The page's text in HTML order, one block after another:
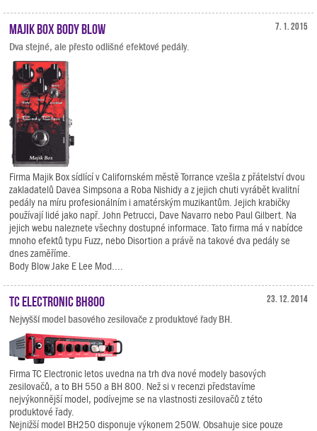
7. 1. 2015
Majik Box Body Blow
Dva stejné, ale přesto odlišné efektové pedály.
Firma Majik Box sídlící v Californském městě Torrance vzešla z přátelství dvou
zakladatelů Davea Simpsona a Roba Nishidy a z jejich chuti vyrábět kvalitní
pedály na míru profesionálním i amatérským muzikantům. Jejich krabičky
používají lidé jako např. John Petrucci, Dave Navarro nebo Paul Gilbert. Na
jejich webu naleznete všechny dostupné informace. Tato firma má v nabídce
mnoho efektů typu Fuzz, nebo Disortion a právě na takové dva pedály se
dnes zaměříme.
Body Blow Jake E Lee Mod....
23. 12. 2014
TC Electronic BH800
Nejvyšší model basového zesilovače z produktové řady BH.
Firma TC Electronic letos uvedna na trh dva nové modely basových
zesilovačů, a to BH 550 a BH 800. Než si v recenzi představíme
nejvýkonnější model, podívejme se na vlastnosti zesilovačů z této
produktové řady.
Nejnižší model BH250 disponuje výkonem 250W. Obsahuje sice pouze